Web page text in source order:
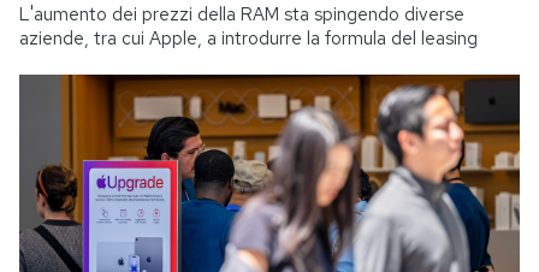
L'aumento dei prezzi della RAM sta spingendo diverse
aziende, tra cui Apple, a introdurre la formula del leasing